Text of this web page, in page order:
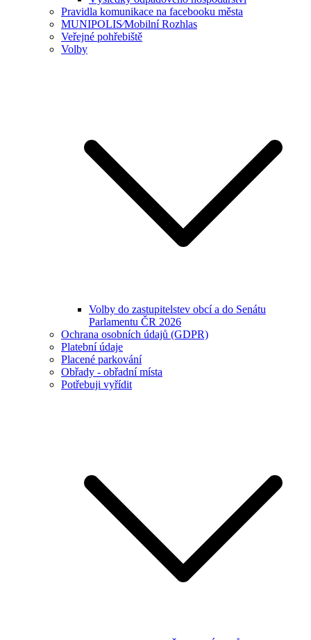
Pravidla komunikace na facebooku města
MUNIPOLIS⁄Mobilní Rozhlas
Veřejné pohřebiště
Volby
Volby do zastupitelstev obcí a do Senátu
Parlamentu ČR 2026
Ochrana osobních údajů (GDPR)
Platební údaje
Placené parkování
Obřady - obřadní místa
Potřebuji vyřídit